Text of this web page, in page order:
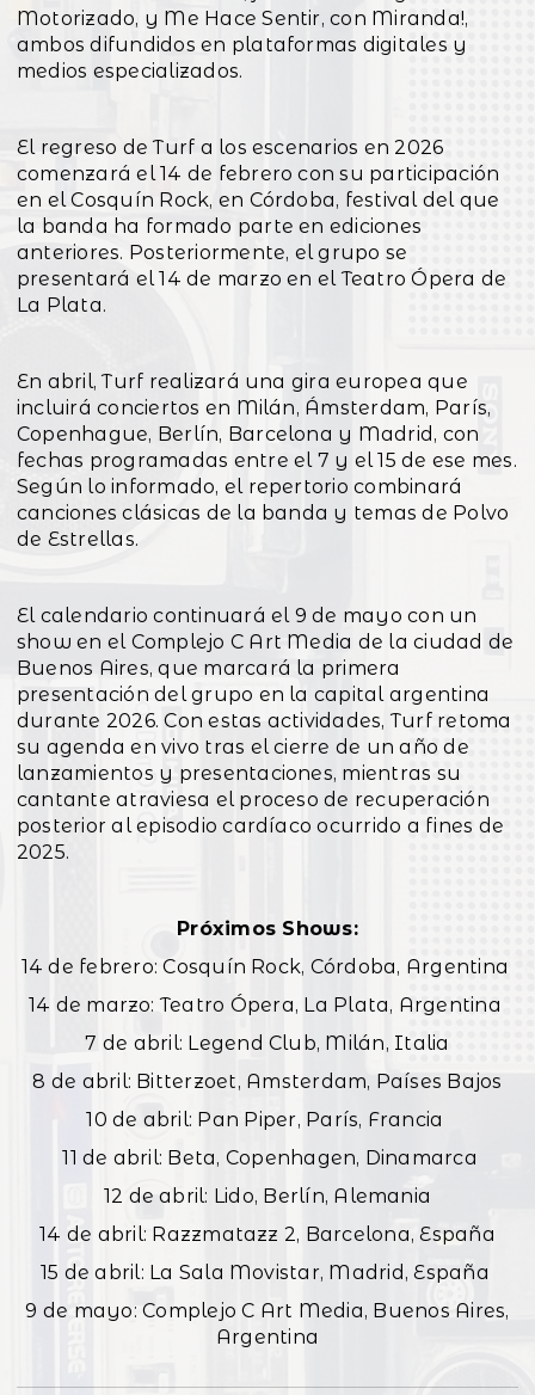
Motorizado, y Me Hace Sentir, con Miranda!,
ambos difundidos en plataformas digitales y
medios especializados.
El regreso de Turf a los escenarios en 2026
comenzará el 14 de febrero con su participación
en el Cosquín Rock, en Córdoba, festival del que
la banda ha formado parte en ediciones
anteriores. Posteriormente, el grupo se
presentará el 14 de marzo en el Teatro Ópera de
La Plata.
En abril, Turf realizará una gira europea que
incluirá conciertos en Milán, Ámsterdam, París,
Copenhague, Berlín, Barcelona y Madrid, con
fechas programadas entre el 7 y el 15 de ese mes.
Según lo informado, el repertorio combinará
canciones clásicas de la banda y temas de Polvo
de Estrellas.
El calendario continuará el 9 de mayo con un
show en el Complejo C Art Media de la ciudad de
Buenos Aires, que marcará la primera
presentación del grupo en la capital argentina
durante 2026. Con estas actividades, Turf retoma
su agenda en vivo tras el cierre de un año de
lanzamientos y presentaciones, mientras su
cantante atraviesa el proceso de recuperación
posterior al episodio cardíaco ocurrido a fines de
2025.
Próximos Shows:
14 de febrero: Cosquín Rock, Córdoba, Argentina
14 de marzo: Teatro Ópera, La Plata, Argentina
7 de abril: Legend Club, Milán, Italia
8 de abril: Bitterzoet, Amsterdam, Países Bajos
10 de abril: Pan Piper, París, Francia
11 de abril: Beta, Copenhagen, Dinamarca
12 de abril: Lido, Berlín, Alemania
14 de abril: Razzmatazz 2, Barcelona, España
15 de abril: La Sala Movistar, Madrid, España
9 de mayo: Complejo C Art Media, Buenos Aires,
Argentina